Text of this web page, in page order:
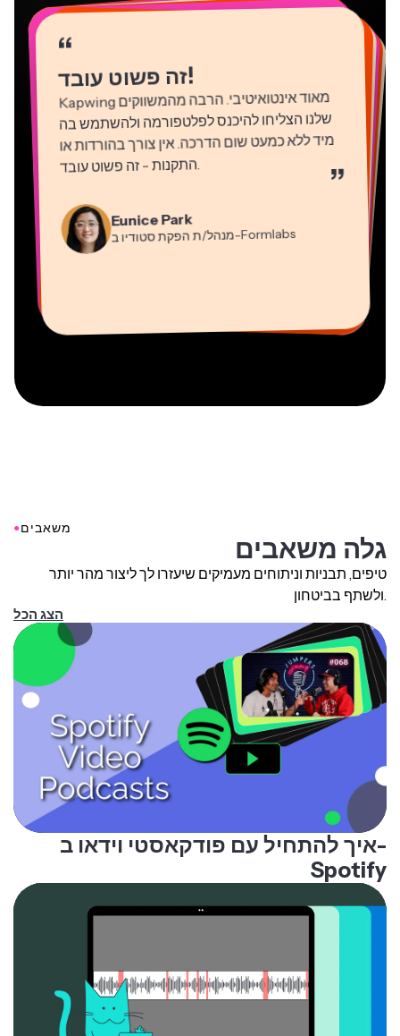
“
זה פשוט עובד!
Kapwing
מאוד אינטואיטיבי. הרבה מהמשווקים
שלנו הצליחו להיכנס לפלטפורמה ולהשתמש בה
מיד ללא כמעט שום הדרכה. אין צורך בהורדות או
התקנות - זה פשוט עובד
. ”
Eunice Park
מנהל/ת הפקת סטודיו ב-Formlabs
“
“
Panos Papagapiou
“
Gracie Peng
מנהל/ת תוכן
“
“
יועץ
“
Dina Segovia
●משאבים
גלה משאבים
טיפים, תבניות וניתוחים מעמיקים שיעזרו לך ליצור מהר יותר
הצג הכל
איך להתחיל עם פודקאסטי וידאו ב-
Spotify